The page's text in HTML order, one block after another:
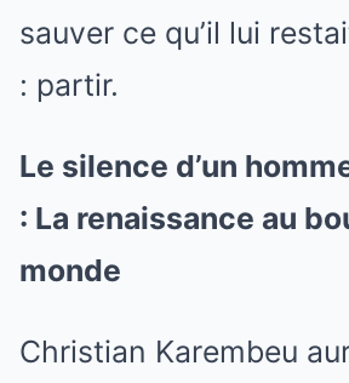
sauver ce qu’il lui
: partir.
Le silence d’un
: La renaissance au
monde
Christian Karembeu